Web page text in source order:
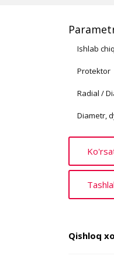
Ishlab
Protektor
Radial /
Diametr,
Qishloq